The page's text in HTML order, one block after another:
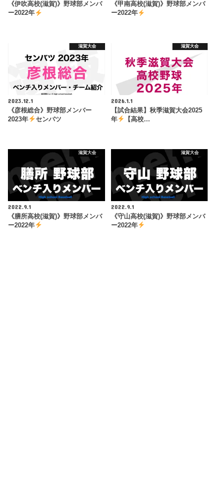
《伊吹高校(滋賀)》野球部メンバ
ー2022年
《甲南高校(滋賀)》野球部メンバ
ー2022年
滋賀大会
2023.12.1
《彦根総合》野球部メンバー
2023年
センバツ
滋賀大会
2026.1.1
【試合結果】秋季滋賀大会2025
年
【高校…
滋賀大会
2022.9.1
《膳所高校(滋賀)》野球部メンバ
ー2022年
滋賀大会
2022.9.1
《守山高校(滋賀)》野球部メンバ
ー2022年